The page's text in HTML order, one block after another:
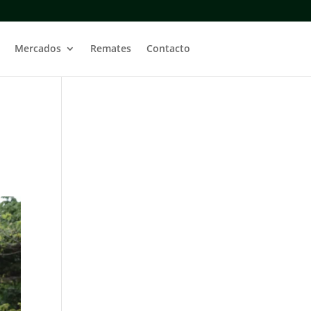
Mercados Remates Contacto